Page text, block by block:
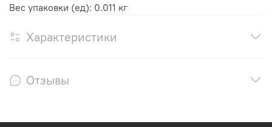
Вес упаковки (ед): 0.011 кг
Характеристики
Отзывы